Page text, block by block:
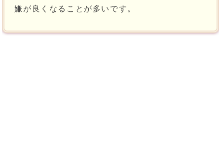
嫌が良くなることが多いです。